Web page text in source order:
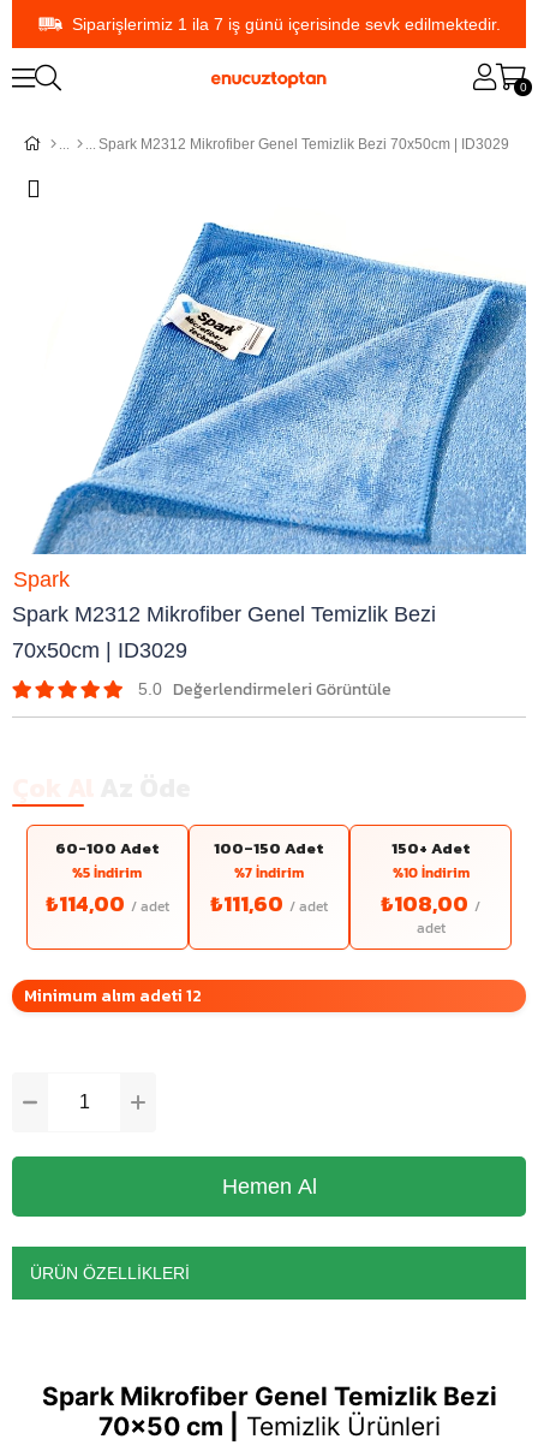
Siparişlerimiz 1 ila 7 iş günü içerisinde sevk edilmektedir.
0
Spark M2312 Mikrofiber Genel Temizlik Bezi 70x50cm | ID3029
Spark M2312 Mikrofiber Genel Temizlik Bezi
70x50cm | ID3029
5.0
Spark
60-100 Adet
%5 İndirim
₺114,00
100–150 Adet
%7 İndirim
₺111,60
150+ Adet
%10 İndirim
₺108,00
Minimum alım adeti 12
ÜRÜN ÖZELLIKLERI
Spark Mikrofiber Genel Temizlik Bezi
70x50 cm |
Temizlik Ürünleri